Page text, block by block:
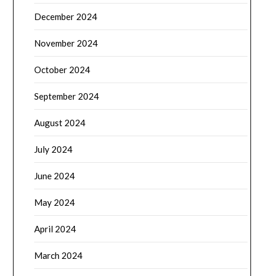
December 2024
November 2024
October 2024
September 2024
August 2024
July 2024
June 2024
May 2024
April 2024
March 2024